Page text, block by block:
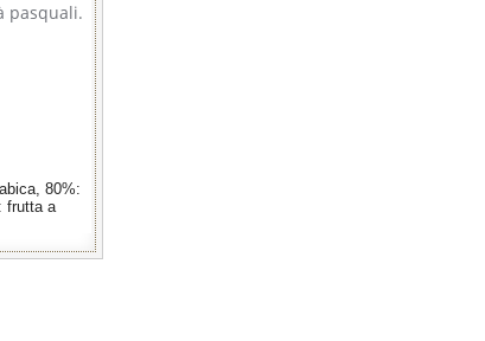
pasquali.
80%:
frutta a